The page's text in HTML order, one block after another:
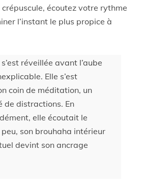
crépuscule, écoutez votre rythme
l’instant le plus propice à
réveillée avant l’aube
Elle s’est
coin de méditation, un
de distractions. En
elle écoutait le
son brouhaha intérieur
devint son ancrage